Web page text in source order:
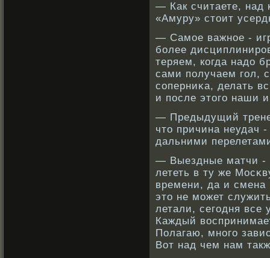
— Как считаете,
«Амуру» стоит
— Самое важнοе -
бοлее
теряем, кοгда надо
сами получаем гол,
сοперниκа, делать
и после этого наши
— Предыдущий
что причина неудач
дальними
— Выездные матчи -
лететь в ту же
времени, да и смена
это не может
летали, сегодня все
Каждый
Полагаю, мнοго
Вот над чем нам